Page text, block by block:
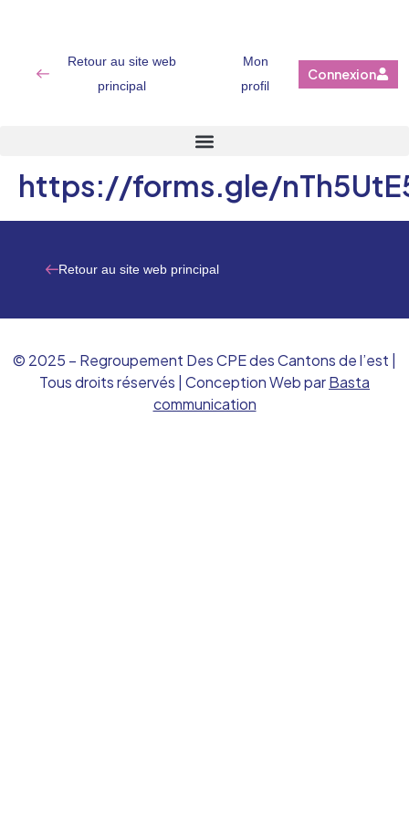
Retour au site web
principal
Mon
profil
Connexion
https://forms.gle/
Retour au site web principal
© 2025 – Regroupement Des CPE des Cantons de l’est |
Tous droits réservés | Conception Web parBasta
communication